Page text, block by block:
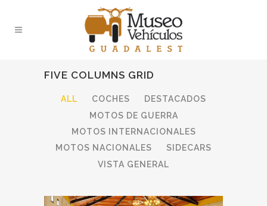
FIVE COLUMNS GRID
ALL COCHES
DESTACADOS
MOTOS DE GUERRA
MOTOS INTERNACIONALES
MOTOS NACIONALES
SIDECARS
VISTA GENERAL